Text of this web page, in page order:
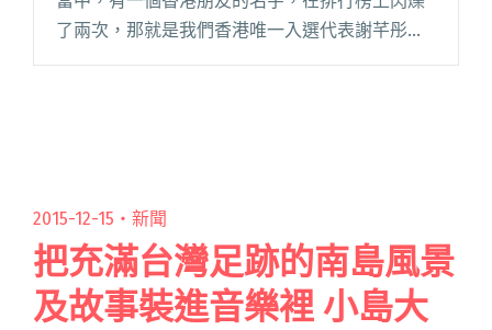
了兩次，那就是我們香港唯一入選代表謝芊彤。
無獨有偶，她與妹妹也發放了新視頻，進一步想
2015-12-15・ 新聞
把充滿台灣足跡的南島風景
及故事裝進音樂裡 小島大